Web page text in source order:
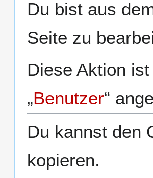
Navigation
Suche
Du bist aus
Seite zu
Diese Aktion
„Benutzer“
Du kannst den
kopieren.